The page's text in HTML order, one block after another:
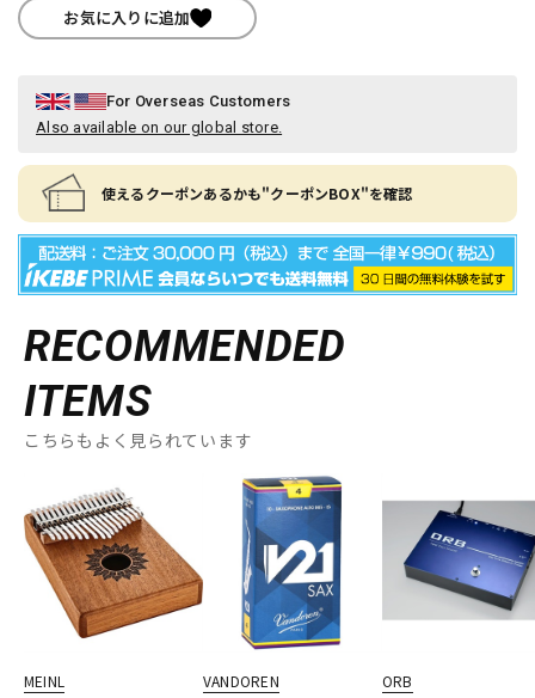
お気に入りに追加
For Overseas Customers
Also available on our global store.
使えるクーポンあるかも"クーポンBOX"を確認
RECOMMENDED
ITEMS
こちらもよく見られています
MEINL
VANDOREN
ORB